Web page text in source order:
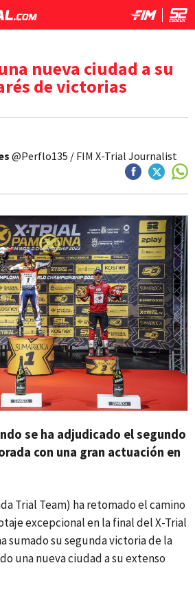
nueva ciudad a su
de victorias
@Perflo135 / FIM X-Trial Journalist
se ha adjudicado el segundo
con una gran actuación en
Trial Team) ha retomado el camino
excepcional en la final del X-Trial
sumado su segunda victoria de la
una nueva ciudad a su extenso